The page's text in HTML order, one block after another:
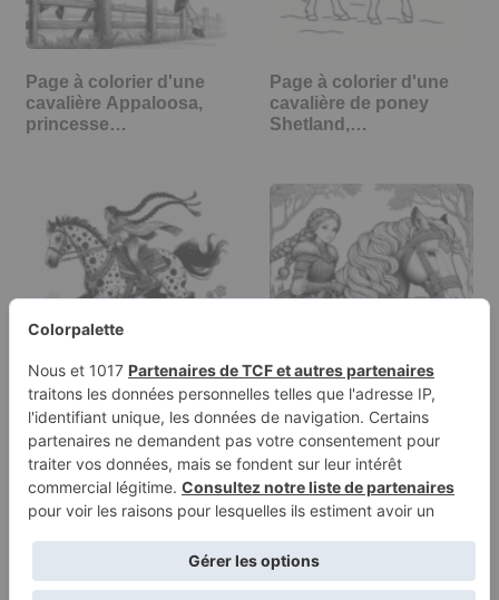
Page à colorier d'une
cavalière Appaloosa,
princesse…
Page à colorier d'une
cavalière de poney
Shetland,…
Page à colorier d'une
cavalière Appaloosa,
princesse…
Page de coloriage
d'une fille de
Clydesdale…